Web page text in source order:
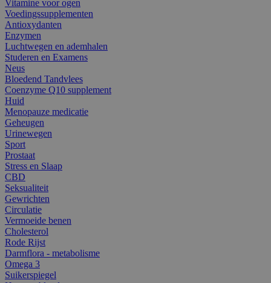
Vitamine voor ogen
Voedingssupplementen
Antioxydanten
Enzymen
Luchtwegen en ademhalen
Studeren en Examens
Neus
Bloedend Tandvlees
Coenzyme Q10 supplement
Huid
Menopauze medicatie
Geheugen
Urinewegen
Sport
Prostaat
Stress en Slaap
CBD
Seksualiteit
Gewrichten
Circulatie
Vermoeide benen
Cholesterol
Rode Rijst
Darmflora - metabolisme
Omega 3
Suikerspiegel